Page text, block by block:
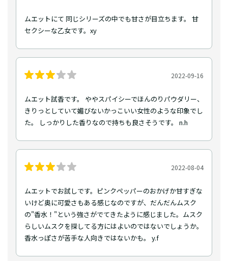
ムエットにて 同じシリーズの中でも甘さが目立ちます。 甘
セクシーな乙女です。xy
2022-09-16
ムエット試香です。 ややスパイシーでほんのりパウダリー、
きりっとしていて媚びないかっこいい女性のような印象でし
た。 しっかりした香りなので持ちも良さそうです。 n.h
2022-08-04
ムエットでお試しです。ピンクペッパーのおかげか甘すぎな
いけど奥に可愛さもある感じなのですが、だんだんムスク
の"香水！"という強さがでてきたように感じました。ムスク
らしいムスクを探してる方にはよいのではないでしょうか。
香水っぽさが苦手な人向きではないかも。 y.f